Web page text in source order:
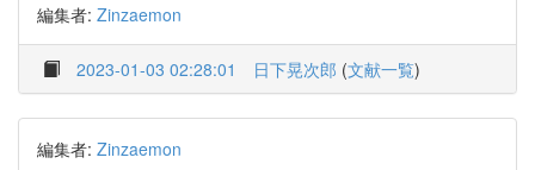
編集者: Zinzaemon
2023-01-03 02:28:01 日下晃次郎 (文献一覧)
編集者: Zinzaemon